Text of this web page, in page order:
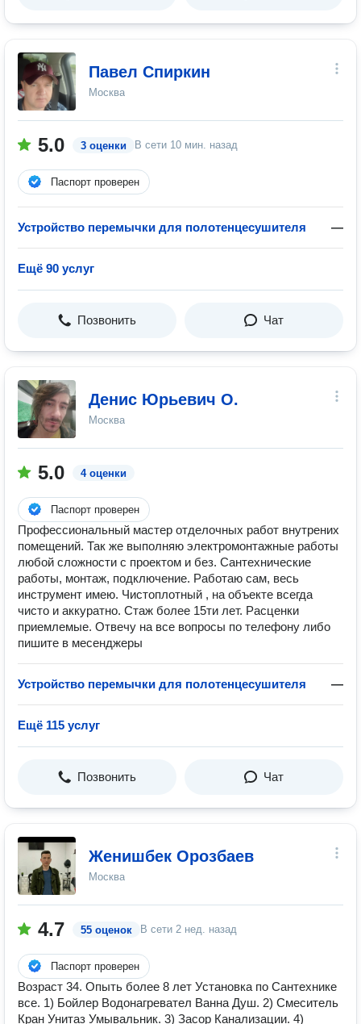
Павел Спиркин
Москва
5.0 3 оценки В сети 10 мин. назад
Паспорт проверен
Устройство перемычки для полотенцесушителя —
Ещё 90 услуг
Позвонить Чат
Денис Юрьевич О.
Москва
5.0 4 оценки
Паспорт проверен
Профессиональный мастер отделочных работ внутрених
помещений. Так же выполняю электромонтажные работы
любой сложности с проектом и без. Сантехнические
работы, монтаж, подключение. Работаю сам, весь
инструмент имею. Чистоплотный , на объекте всегда
чисто и аккуратно. Стаж более 15ти лет. Расценки
приемлемые. Отвечу на все вопросы по телефону либо
пишите в месенджеры
Устройство перемычки для полотенцесушителя —
Ещё 115 услуг
Позвонить Чат
Женишбек Орозбаев
Москва
4.7 55 оценок В сети 2 нед. назад
Паспорт проверен
Возраст 34. Опыть более 8 лет Установка по Сантехнике
все. 1) Бойлер Водонагревател Ванна Душ. 2) Смеситель
Кран Унитаз Умывальник. 3) Засор Канализации. 4)